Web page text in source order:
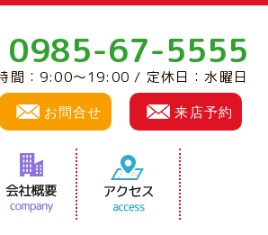
0985-67-5555
間：9:00～19:00 / 定休日：水曜日
お問合せ 来店予約